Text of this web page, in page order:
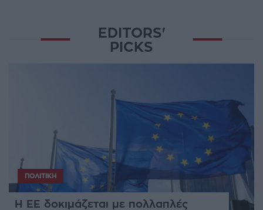
EDITORS'
PICKS
ΠΟΛΙΤΙΚΉ
Η ΕΕ δοκιμάζεται με πολλαπλές